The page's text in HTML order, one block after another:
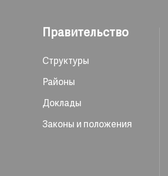
Правительство
Структуры
Районы
Доклады
Законы и положения